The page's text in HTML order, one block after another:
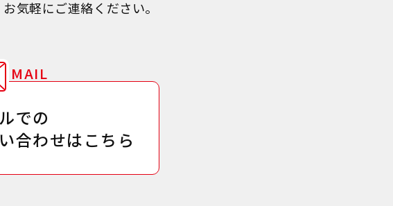
気軽にご連絡ください。
MAIL
での
合わせはこちら